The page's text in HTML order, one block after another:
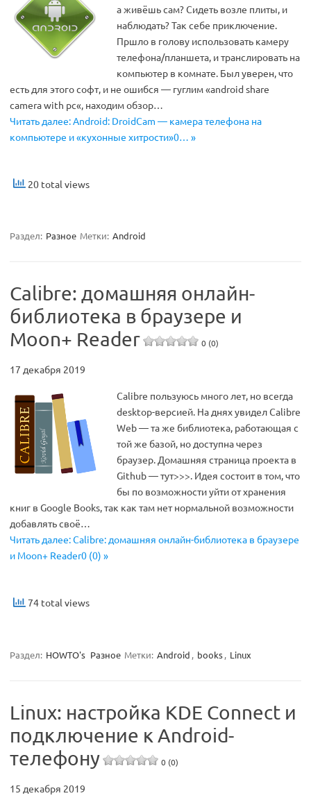
а живёшь сам? Сидеть возле плиты, и
наблюдать? Так себе приключение.
Пршло в голову использовать камеру
телефона/планшета, и транслировать на
компьютер в комнате. Был уверен, что
есть для этого софт, и не ошибся — гуглим «android share
camera with pc«, находим обзор…
Читать далее: Android: DroidCam — камера телефона на
компьютере и «кухонные хитрости»0… »
20 total views
Раздел: Разное Метки: Android
Calibre: домашняя онлайн-
библиотека в браузере и
Moon+ Reader
0 (0)
17 декабря 2019
Calibre пользуюсь много лет, но всегда
desktop-версией. На днях увидел Calibre
Web — та же библиотека, работающая с
той же базой, но доступна через
браузер. Домашняя страница проекта в
Github — тут>>>. Идея состоит в том, что
бы по возможности уйти от хранения
книг в Google Books, так как там нет нормальной возможности
добавлять своё…
Читать далее: Calibre: домашняя онлайн-библиотека в браузере
и Moon+ Reader0 (0) »
74 total views
Раздел: HOWTO's Разное Метки: Android , books, Linux
Linux: настройка KDE Connect и
подключение к Android-
телефону
0 (0)
15 декабря 2019